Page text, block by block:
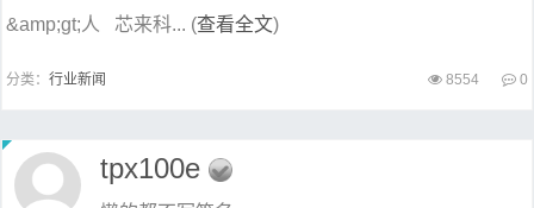
&amp;gt;人 芯来科... (查看全文)
分类： 行业新闻 8554 0
tpx100e